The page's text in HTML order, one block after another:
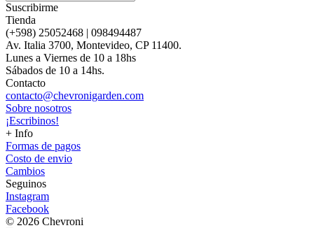
Suscribirme
Tienda
(+598) 25052468 | 098494487
Av. Italia 3700, Montevideo, CP 11400.
Lunes a Viernes de 10 a 18hs
Sábados de 10 a 14hs.
Contacto
contacto@chevronigarden.com
Sobre nosotros
¡Escribinos!
+ Info
Formas de pagos
Costo de envio
Cambios
Seguinos
Instagram
Facebook
© 2026 Chevroni